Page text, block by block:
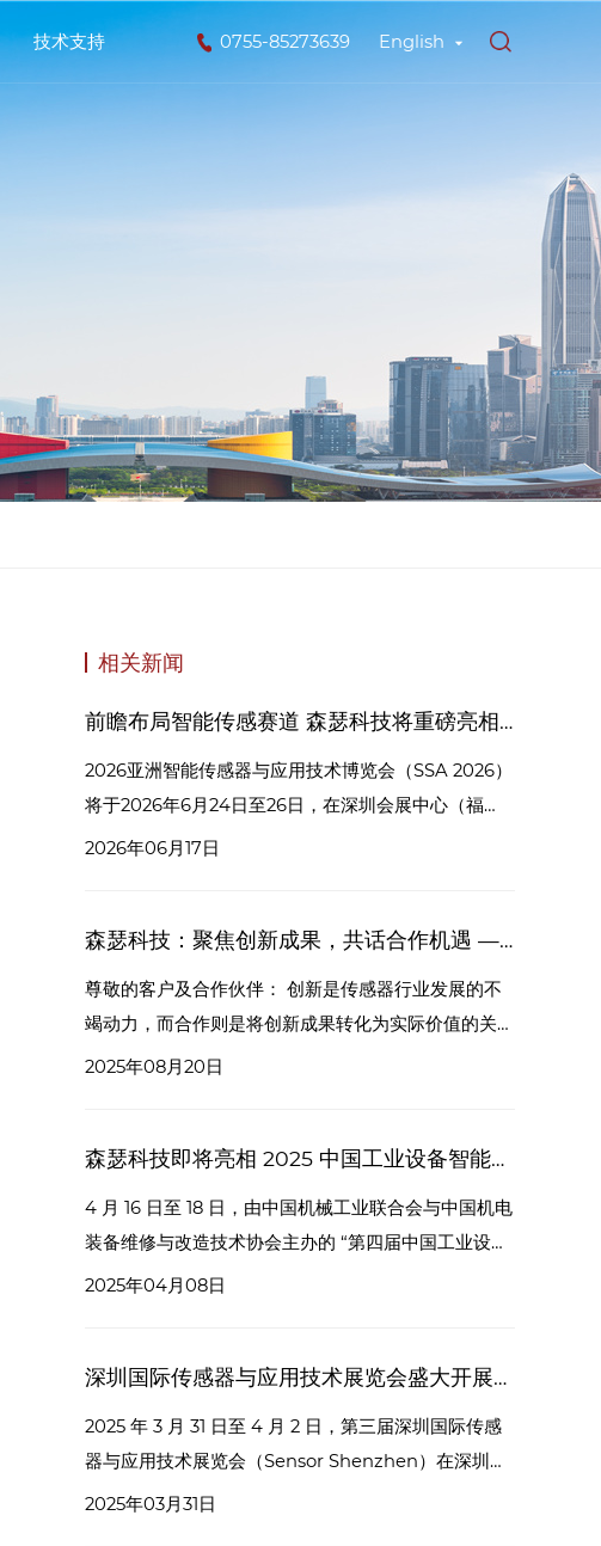
English
0755-85273639
技术支持
相关新闻
前瞻布局智能传感赛道 森瑟科技将重磅亮相2026亚洲智能传感器与应用技术博览会
2026亚洲智能传感器与应用技术博览会（SSA 2026）
将于2026年6月24日至26日，在深圳会展中心（福
田）3号馆盛大启幕。作为亚洲智能传感领域极具影响
感前沿技术、创新产品与落地解决方案，为行业搭建技
术交流、商贸对接、资源协同的优质平台，广受智能制
造、新能源汽车、工业互联网等领域高度关注。
2026年06月17日
森瑟科技：聚焦创新成果，共话合作机遇 —— 上海传感器展诚邀您
尊敬的客户及合作伙伴： 创新是传感器行业发展的不
竭动力，而合作则是将创新成果转化为实际价值的关
键。2025 年中国（上海）国际传感器技术与应用展览
我们的 C047 展台，一同见证创新力量，共商合作未
来。
2025年08月20日
森瑟科技即将亮相 2025 中国工业设备智能运维大会暨创新成果展
4 月 16 日至 18 日，由中国机械工业联合会与中国机电
装备维修与改造技术协会主办的 “第四届中国工业设备
智能运维大会暨创新成果展” 将在杭州盛大召开。届
2025年04月08日
深圳国际传感器与应用技术展览会盛大开展，森瑟科技闪耀登场
​2025 年 3 月 31 日至 4 月 2 日，第三届深圳国际传感
器与应用技术展览会（Sensor Shenzhen）在深圳会
展中心（福田）盛大开幕。作为中国感知领域覆盖面最
2025年03月31日